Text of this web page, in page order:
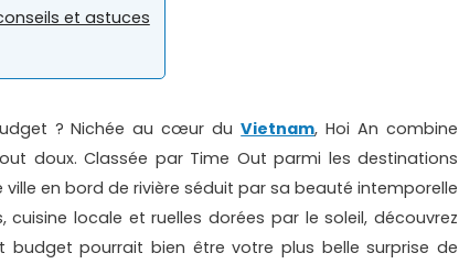
et astuces
? Nichée au cœur duVietnam, Hoi An combine
doux. Classée par Time Out parmi les destinations
en bord de rivière séduit par sa beauté intemporelle
locale et ruelles dorées par le soleil, découvrez
pourrait bien être votre plus belle surprise de